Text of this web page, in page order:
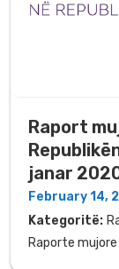
Raport
janar
February 14,
Kategoritë:
Raporte